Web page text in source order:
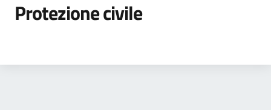
Protezione civile